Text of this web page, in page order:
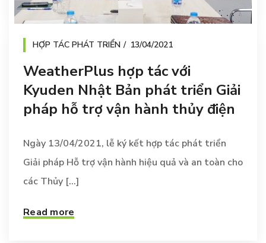
HỢP TÁC PHÁT TRIỂN 13/04/2021
WeatherPlus hợp tác với
Kyuden Nhật Bản phát triển Giải
pháp hỗ trợ vận hành thủy điện
Ngày 13/04/2021, lễ ký kết hợp tác phát triển
Giải pháp Hỗ trợ vận hành hiệu quả và an toàn cho
các Thủy [...]
Read more